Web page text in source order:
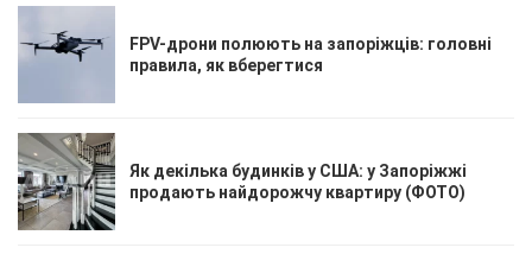
FPV-дрони полюють на запоріжців: головні
правила, як вберегтися
Як декілька будинків у США: у Запоріжжі
продають найдорожчу квартиру (ФОТО)